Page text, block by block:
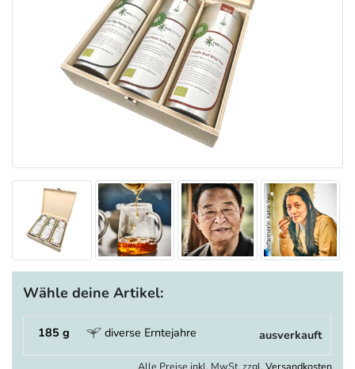
Wähle deine Artikel:
185 g diverse Erntejahre ausverkauft